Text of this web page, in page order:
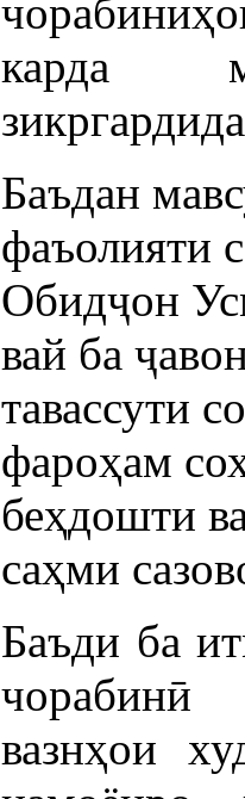
карда
Баъдан
фаъолияти
Обидҷон
вай ба
тавассути
фароҳам
беҳдошти
саҳми
Баъди ба
вазнҳои